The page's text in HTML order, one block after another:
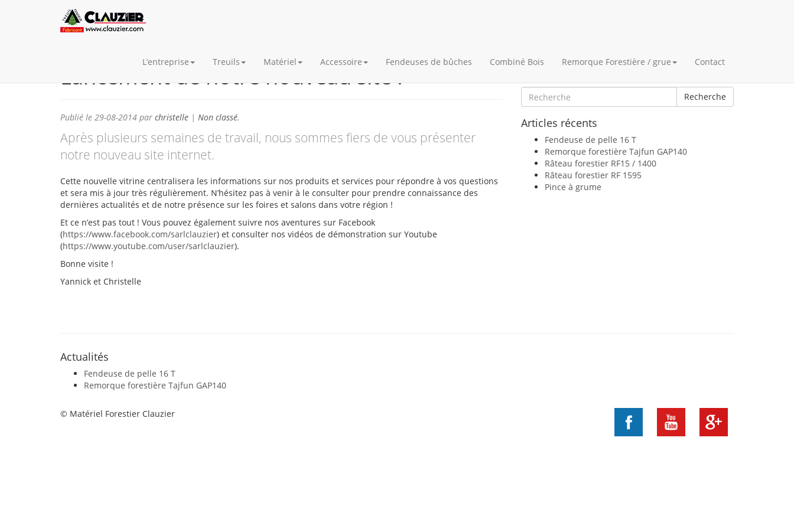
L’entreprise Treuils Matériel Accessoire Fendeuses de bûches Combiné Bois Remorque Forestière / grue Contact
Lancement de notre nouveau site !
Publié le 29-08-2014 par christelle | Non classé.
Après plusieurs semaines de travail, nous sommes fiers de vous présenter
notre nouveau site internet.
Cette nouvelle vitrine centralisera les informations sur nos produits et services pour répondre à vos questions
et sera mis à jour très régulièrement. N’hésitez pas à venir à le consulter pour prendre connaissance des
dernières actualités et de notre présence sur les foires et salons dans votre région !
Et ce n’est pas tout ! Vous pouvez également suivre nos aventures sur Facebook
(https://www.facebook.com/sarlclauzier) et consulter nos vidéos de démonstration sur Youtube
(https://www.youtube.com/user/sarlclauzier).
Bonne visite !
Yannick et Christelle
Bienvenue dans les actualités
Recherche
Articles récents
Fendeuse de pelle 16 T
Remorque forestière Tajfun GAP140
Râteau forestier RF15 / 1400
Râteau forestier RF 1595
Pince à grume
Actualités
Fendeuse de pelle 16 T
Remorque forestière Tajfun GAP140
© Matériel Forestier Clauzier